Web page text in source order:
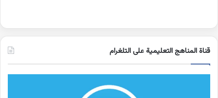
قناة المناهج التعليمية على التلغرام